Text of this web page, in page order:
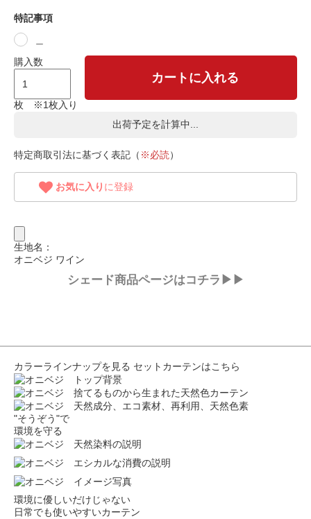
特記事項
購入数
枚 ※1枚入り
カートに入れる
出荷予定を計算中...
特定商取引法に基づく表記（ ※必読）
お気に入り に登録
生地名：
オニベジ ワイン
シェード商品ページはコチラ▶▶
カラーラインナップを見る セットカーテンはこちら
"そうぞう"で
環境を守る
環境に優しいだけじゃない
日常でも使いやすいカーテン